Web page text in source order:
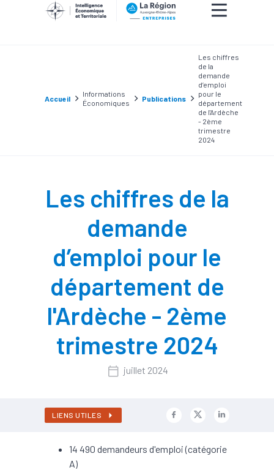
Accueil
Informations
Économiques
Publications
Les chiffres
de la
demande
d’emploi
pour le
département
de l'Ardèche
- 2ème
trimestre
2024
Les chiffres de la
demande
d’emploi pour le
département de
l'Ardèche - 2ème
trimestre 2024
juillet 2024
LIENS UTILES
14 490 demandeurs d'emploi (catégorie
A)